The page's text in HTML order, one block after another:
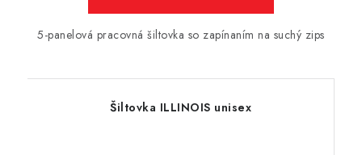
5-panelová pracovná šiltovka so zapínaním na suchý zips
Šiltovka ILLINOIS unisex